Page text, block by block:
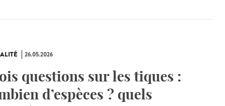
26.05.2026
questions sur les tiques :
d’espèces ? quels